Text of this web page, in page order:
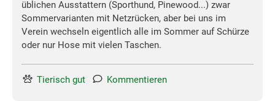
üblichen Ausstattern (Sporthund, Pinewood...) zwar
Sommervarianten mit Netzrücken, aber bei uns im
Verein wechseln eigentlich alle im Sommer auf Schürze
oder nur Hose mit vielen Taschen.
Tierisch gut Kommentieren